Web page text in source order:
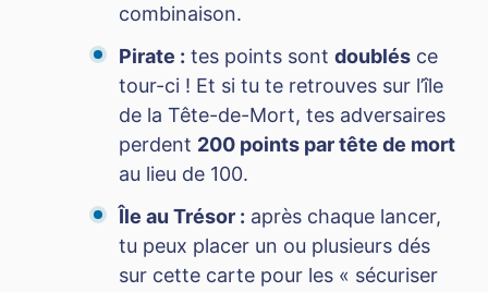
combinaison.
Pirate : tes points sont doublés ce
tour-ci ! Et si tu te retrouves sur l’île
de la Tête-de-Mort, tes adversaires
perdent 200 points par tête de mort
au lieu de 100.
Île au Trésor : après chaque lancer,
tu peux placer un ou plusieurs dés
sur cette carte pour les « sécuriser